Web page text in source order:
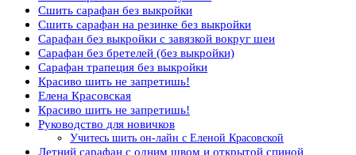
Сшить сарафан без выкройки
Сшить сарафан на резинке без выкройки
Сарафан без выкройки с завязкой вокруг шеи
Сарафан без бретелей (без выкройки)
Сарафан трапеция без выкройки
Красиво шить не запретишь!
Елена Красовская
Красиво шить не запретишь!
Руководство для новичков
Учитесь шить он-лайн с Еленой Красовской
Летний сарафан с одним швом и открытой спиной